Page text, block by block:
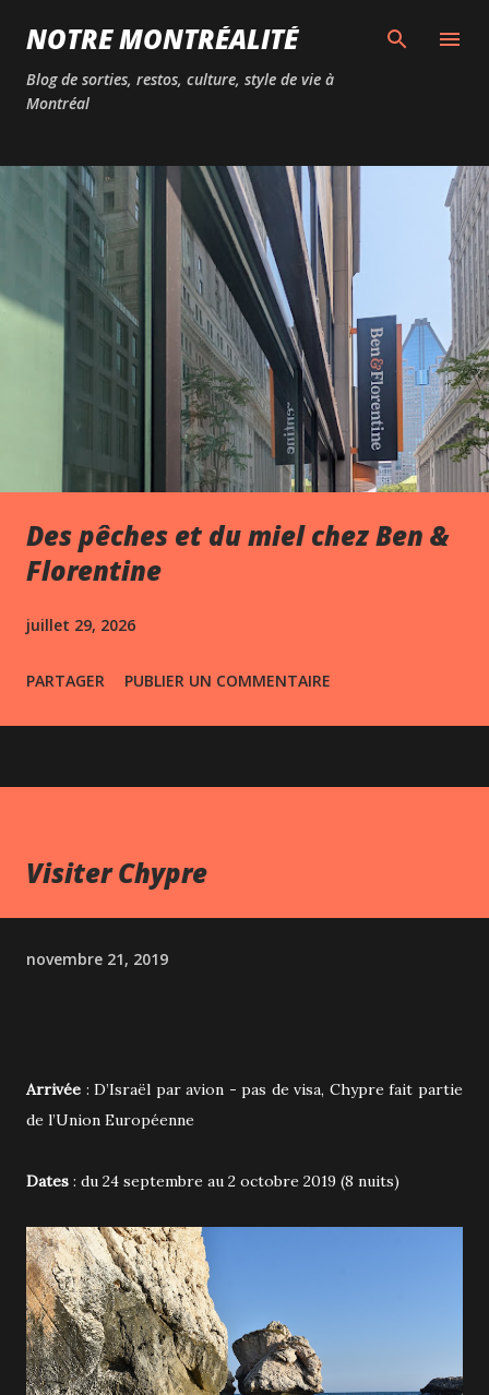
Passer au contenu principal
NOTRE MONTRÉALITÉ
Blog de sorties, restos, culture, style de vie à
Montréal
Des pêches et du miel chez Ben &
Florentine
juillet 29, 2026
PARTAGER PUBLIER UN COMMENTAIRE
Visiter Chypre
novembre 21, 2019
Arrivée : D’Israël par avion - pas de visa, Chypre fait partie
de l’Union Européenne
Dates : du 24 septembre au 2 octobre 2019 (8 nuits)